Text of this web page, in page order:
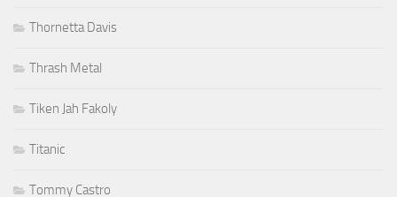
Thornetta Davis
Thrash Metal
Tiken Jah Fakoly
Titanic
Tommy Castro